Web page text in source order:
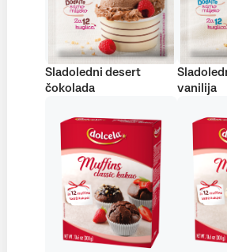
Sladoledni desert
čokolada
vanilija